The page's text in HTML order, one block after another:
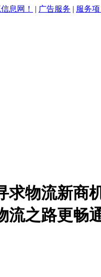
息网！ | 广告服务 | 服务
求物流新商
流之路更畅